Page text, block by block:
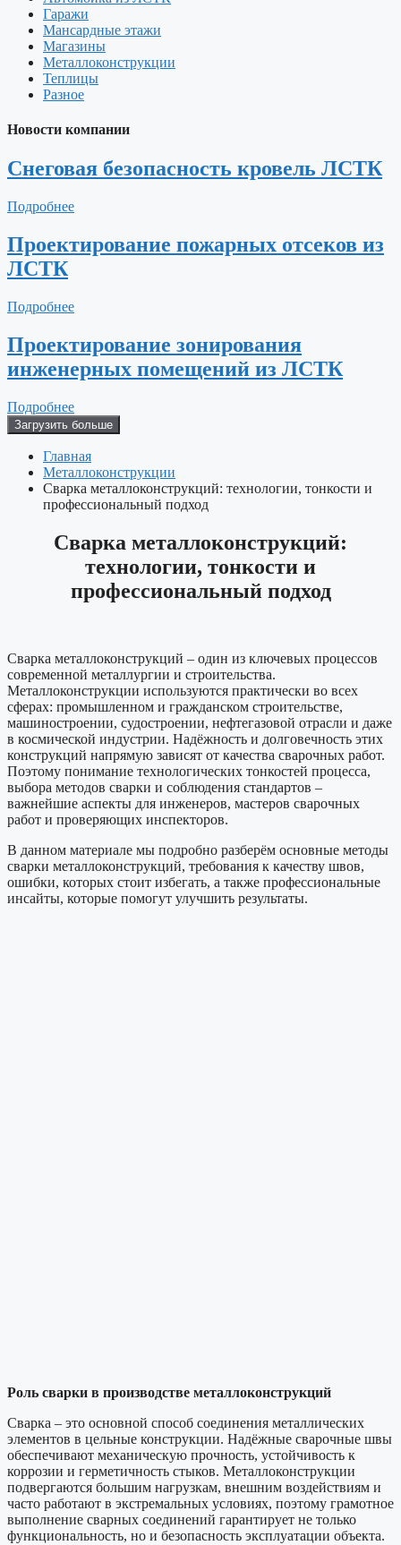
Гаражи
Мансардные этажи
Магазины
Металлоконструкции
Теплицы
Разное
Новости компании
Снеговая безопасность кровель ЛСТК
Подробнее
Проектирование пожарных отсеков из
ЛСТК
Подробнее
Проектирование зонирования
инженерных помещений из ЛСТК
Подробнее
Загрузить больше
Главная
Металлоконструкции
Сварка металлоконструкций: технологии, тонкости и
профессиональный подход
Сварка металлоконструкций:
технологии, тонкости и
профессиональный подход
Сварка металлоконструкций – один из ключевых процессов
современной металлургии и строительства.
Металлоконструкции используются практически во всех
сферах: промышленном и гражданском строительстве,
машиностроении, судостроении, нефтегазовой отрасли и даже
в космической индустрии. Надёжность и долговечность этих
конструкций напрямую зависят от качества сварочных работ.
Поэтому понимание технологических тонкостей процесса,
выбора методов сварки и соблюдения стандартов –
важнейшие аспекты для инженеров, мастеров сварочных
работ и проверяющих инспекторов.
В данном материале мы подробно разберём основные методы
сварки металлоконструкций, требования к качеству швов,
ошибки, которых стоит избегать, а также профессиональные
инсайты, которые помогут улучшить результаты.
Роль сварки в производстве металлоконструкций
Сварка – это основной способ соединения металлических
элементов в цельные конструкции. Надёжные сварочные швы
обеспечивают механическую прочность, устойчивость к
коррозии и герметичность стыков. Металлоконструкции
подвергаются большим нагрузкам, внешним воздействиям и
часто работают в экстремальных условиях, поэтому грамотное
выполнение сварных соединений гарантирует не только
функциональность, но и безопасность эксплуатации объекта.